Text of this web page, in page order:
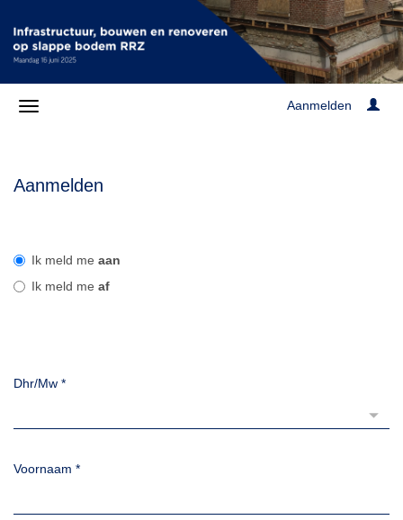
Aanmelden
Aanmelden
Ik meld me aan
Ik meld me af
Dhr/Mw *
Voornaam *